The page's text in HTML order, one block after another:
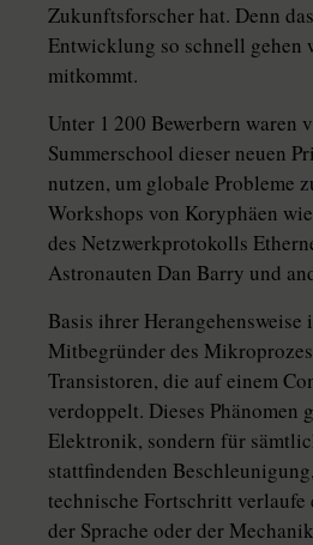
Zukunftsforscher hat. Denn
Entwicklung so schnell
mitkommt.
Unter 1 200 Bewerbern waren
Summerschool dieser neuen
nutzen, um globale Probleme
Workshops von Koryphäen
des Netzwerkprotokolls
Astronauten Dan Barry und
Basis ihrer Herangehensweise
Mitbegründer des
Transistoren, die auf einem
verdoppelt. Dieses
Elektronik, sondern für
stattfindenden
technische Fortschritt verlaufe
der Sprache oder der